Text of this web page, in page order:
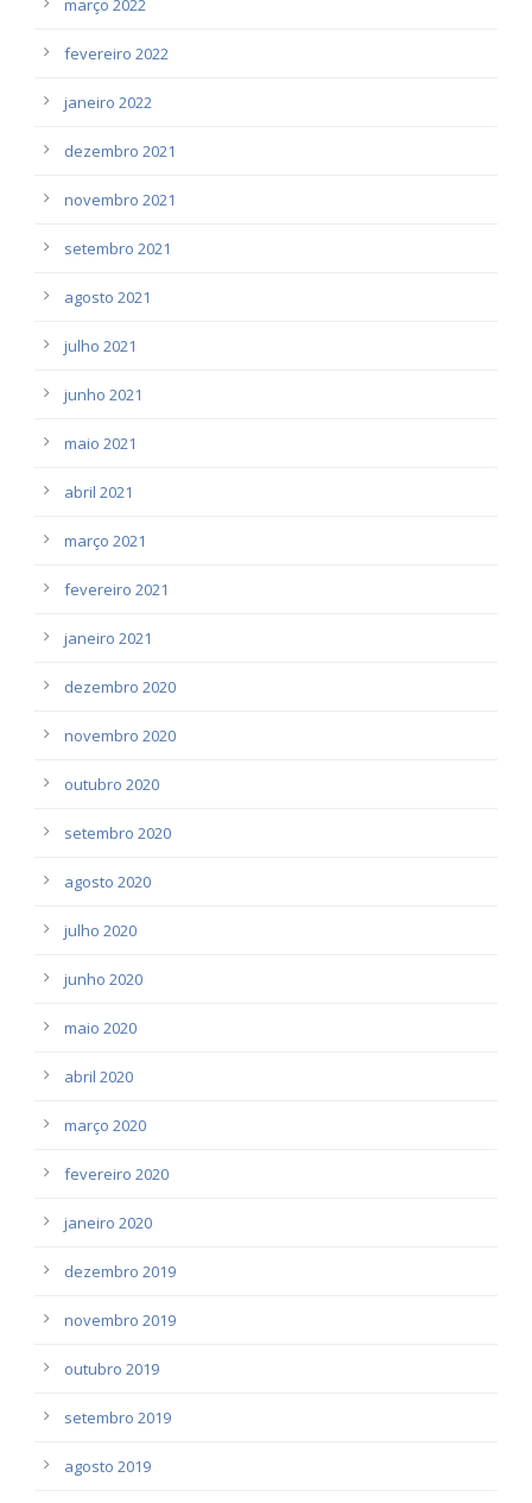
março 2022
fevereiro 2022
janeiro 2022
dezembro 2021
novembro 2021
setembro 2021
agosto 2021
julho 2021
junho 2021
maio 2021
abril 2021
março 2021
fevereiro 2021
janeiro 2021
dezembro 2020
novembro 2020
outubro 2020
setembro 2020
agosto 2020
julho 2020
junho 2020
maio 2020
abril 2020
março 2020
fevereiro 2020
janeiro 2020
dezembro 2019
novembro 2019
outubro 2019
setembro 2019
agosto 2019